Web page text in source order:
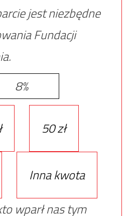
jest niezbędne
Fundacji
8%
50 zł
Inna kwota
wparł nas tym